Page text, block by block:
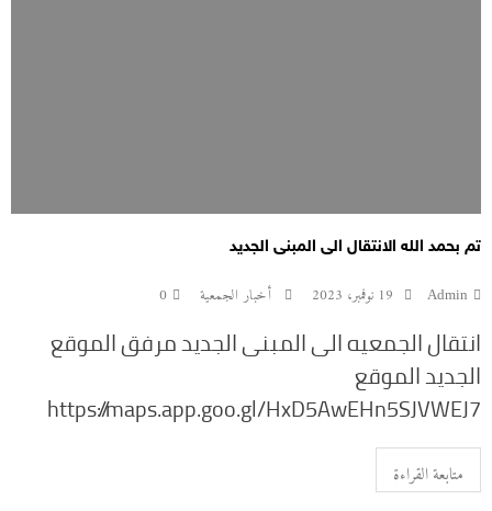
تم بحمد الله الانتقال الى المبنى الجديد
Admin 19 نوفمبر، 2023 أخبار الجمعية 0
انتقال الجمعيه الى المبنى الجديد مرفق الموقع
الجديد الموقع
https://maps.app.goo.gl/HxD5AwEHn5SJVWEJ7
متابعة القراءة